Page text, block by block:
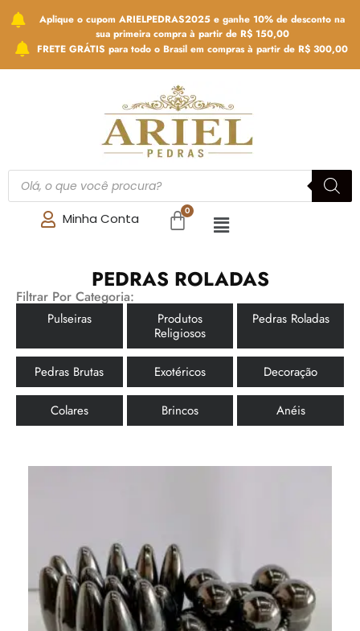
Aplique o cupom ARIELPEDRAS2025 e ganhe 10% de desconto na
sua primeira compra à partir de R$ 150,00
FRETE GRÁTIS para todo o Brasil em compras à partir de R$ 300,00
Minha Conta
PEDRAS ROLADAS
Filtrar Por Categoria:
Pulseiras
Produtos
Religiosos
Pedras Roladas
Pedras Brutas Exotéricos Decoração
Colares Brincos Anéis